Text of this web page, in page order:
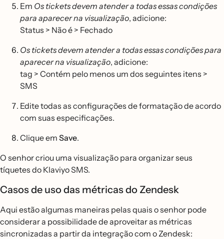
Em Os tickets devem atender a todas essas condições
para aparecer na visualização, adicione:
Status > Não é > Fechado
Os tickets devem atender a todas essas condições para
aparecer na visualização, adicione:
tag > Contém pelo menos um dos seguintes itens >
SMS
Edite todas as configurações de formatação de acordo
com suas especificações.
Clique em Save.
O senhor criou uma visualização para organizar seus
tíquetes do Klaviyo SMS.
Casos de uso das métricas do Zendesk
Aqui estão algumas maneiras pelas quais o senhor pode
considerar a possibilidade de aproveitar as métricas
sincronizadas a partir da integração com o Zendesk: